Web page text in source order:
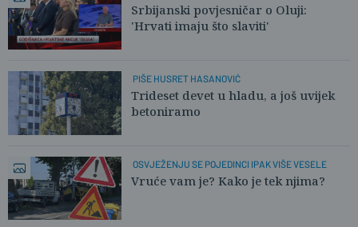
Srbijanski povjesničar o Oluji:
'Hrvati imaju što slaviti'
PIŠE HUSRET HASANOVIĆ
Trideset devet u hladu, a još uvijek
betoniramo
OSVJEŽENJU SE POJEDINCI IPAK VIŠE VESELE
Vruće vam je? Kako je tek njima?